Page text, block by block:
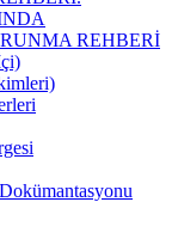
REHBERİ